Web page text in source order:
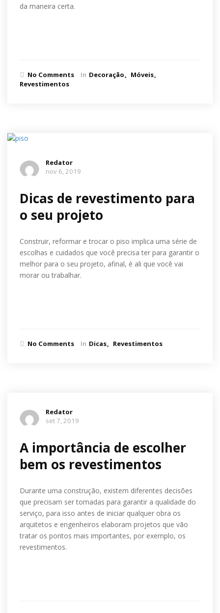
da maneira certa.
No Comments In Decoração
Móveis
Revestimentos
Redator
nov 6, 2019
Dicas de revestimento para
o seu projeto
Construir, reformar e trocar o piso implica uma série de
escolhas e cuidados que você precisa ter para garantir o
melhor para o seu projeto, afinal, é ali que você vai
morar ou trabalhar.
No Comments In Dicas Revestimentos
Redator
set 7, 2019
A importância de escolher
bem os revestimentos
Durante uma construção, existem diferentes decisões
que precisam ser tomadas para garantir a qualidade do
serviço, para isso antes de iniciar qualquer obra os
arquitetos e engenheiros elaboram projetos que vão
tratar os pontos mais importantes, por exemplo, os
revestimentos.